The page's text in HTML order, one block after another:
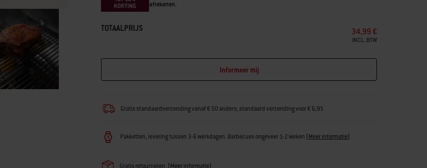
afrekenen.
TOTAALPRIJS 34,99 €
INCL. BTW
Informeer mij
Gratis standaardverzending vanaf € 50 anders, standaard verzending voor € 6,95
Pakketten, levering tussen 3-6 werkdagen. Barbecues ongeveer 1-2 weken (Meer informatie)
Gratis retourneren (Meer informatie)